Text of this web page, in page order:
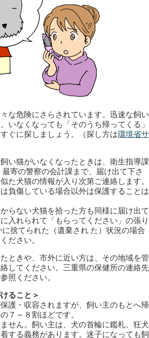
な危険にさらされています。迅速な飼い
いなくなっても「そのうち帰ってくる」
ぐに探しましょう。（探し方は環境省サ
い猫がいなくなったときは、衛生指導課
最寄の警察の会計課まで、届け出て下さ
た犬猫の情報が入り次第ご連絡します。
負傷している場合以外は保護することは
らない犬猫を拾った方も同様に届け出て
入れられて「もらってください」の張り
捨てられた（遺棄され た）状況の場合
ください。
ときや、市外に近い方は、その地域を管
してください。三重県の保健所の連絡先
照ください。
ること＞
護・収容されますが、飼い主のもとへ帰
７～８割ほどです。
せん。飼い主は、犬の首輪に鑑札、狂犬
する義務があります。迷子になっても飼